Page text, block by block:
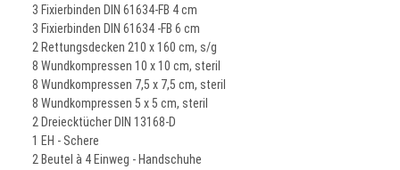
3 Fixierbinden DIN 61634-FB 4 cm
3 Fixierbinden DIN 61634 -FB 6 cm
2 Rettungsdecken 210 x 160 cm, s/g
8 Wundkompressen 10 x 10 cm, steril
8 Wundkompressen 7,5 x 7,5 cm, steril
8 Wundkompressen 5 x 5 cm, steril
2 Dreiecktücher DIN 13168-D
1 EH - Schere
2 Beutel à 4 Einweg - Handschuhe